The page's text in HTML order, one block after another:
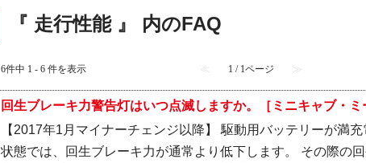
『 走行性能 』 内のFAQ
6件中 1 - 6 件を表示 ≪ 1 / 1ページ ≫
回生ブレーキ力警告灯はいつ点滅しますか。［ミニキャブ・ミ
【2017年1月マイナーチェンジ以降】 駆動用バッテリーが満
状態では、回生ブレーキ力が通常より低下します。 その際の